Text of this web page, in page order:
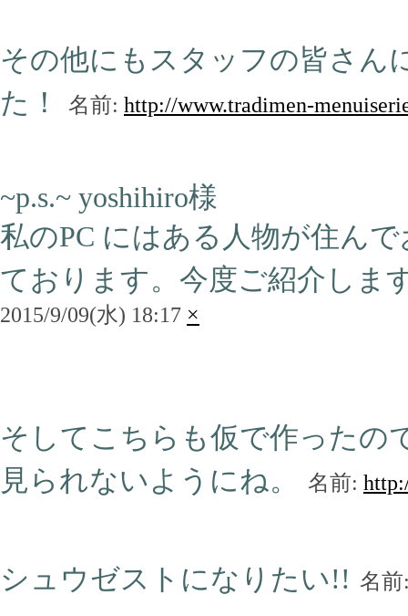
その他にもスタッフの皆さん
た！
名前: http://www.tradimen-
~p.s.~ yoshihiro様
私のPC にはある人物が住ん
ております。今度ご紹介しま
2015/9/09(水) 18:17 ×
そしてこちらも仮で作ったの
見られないようにね。
名前:
シュウゼストになりたい!! 名